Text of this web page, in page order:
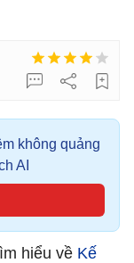
không quảng
AI
hiểu về Kế